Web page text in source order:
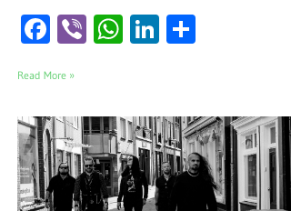
Facebook
ViberWhatsApp
LinkedIn
Read More »